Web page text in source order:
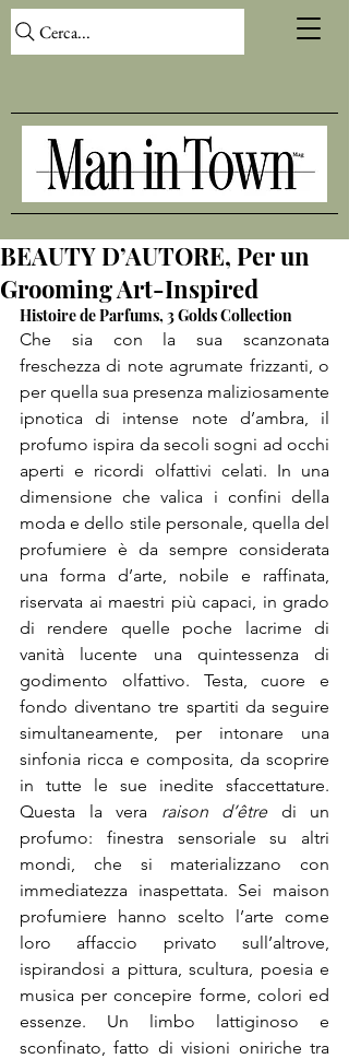
Cerca...
BEAUTY D’AUTORE, Per un
Grooming Art-Inspired
Histoire de Parfums, 3 Golds Collection
Che sia con la sua scanzonata
freschezza di note agrumate frizzanti, o
per quella sua presenza maliziosamente
ipnotica di intense note d’ambra, il
profumo ispira da secoli sogni ad occhi
aperti e ricordi olfattivi celati. In una
dimensione che valica i confini della
moda e dello stile personale, quella del
profumiere è da sempre considerata
una forma d’arte, nobile e raffinata,
riservata ai maestri più capaci, in grado
di rendere quelle poche lacrime di
vanità lucente una quintessenza di
godimento olfattivo. Testa, cuore e
fondo diventano tre spartiti da seguire
simultaneamente, per intonare una
sinfonia ricca e composita, da scoprire
in tutte le sue inedite sfaccettature.
Questa la vera raison d’être di un
profumo: finestra sensoriale su altri
mondi, che si materializzano con
immediatezza inaspettata. Sei maison
profumiere hanno scelto l’arte come
loro affaccio privato sull’altrove,
ispirandosi a pittura, scultura, poesia e
musica per concepire forme, colori ed
essenze. Un limbo lattiginoso e
sconfinato, fatto di visioni oniriche tra